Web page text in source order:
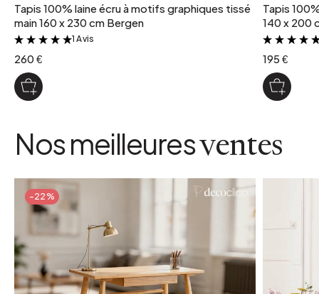
Tapis 100% laine écru à motifs graphiques tissé
main 160 x 230 cm Bergen
&
1 Avis
260 €
Tapis
140 x 200
195 €
Nos meilleuresventes
-22%